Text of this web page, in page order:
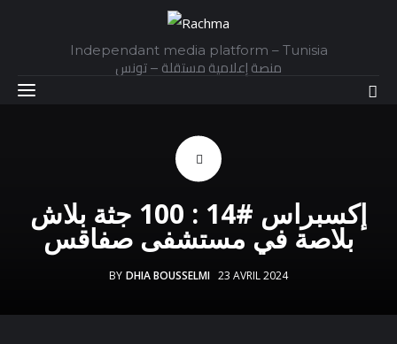
Independant media platform – Tunisia
منصة إعلامية مستقلة – تونس
Explainer
إكسبراس #14 : 100 جثة بلاش
بلاصة في مستشفى صفاقس
BY DHIA BOUSSELMI 23 AVRIL 2024